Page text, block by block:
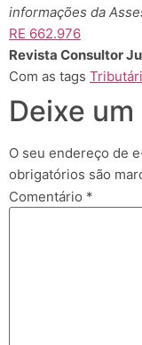
informações da
RE 662.976
Revista Consultor
Com as tags
Deixe
O seu endereço de
obrigatórios são
Comentário *